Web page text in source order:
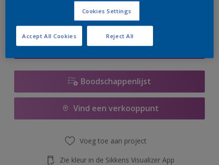
Op dit moment is het niet mogelijk dit product online
te bestellen. Bezoek je dichtstbijzijnde winkel of klik op
de knop hieronder.
Boodschappenlijst
Vind een verkooppunt
Voeg toe aan project
Zie kleur in de Sikkens Visualizer App
Cookies Settings
Reject All
Accept All Cookies